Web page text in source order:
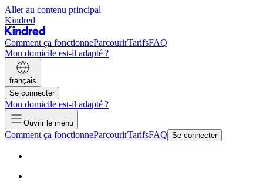
Aller au contenu principal
Kindred
Comment ça fonctionneParcourirTarifsFAQ
Mon domicile est-il adapté ?
français
Se connecter
Mon domicile est-il adapté ?
Ouvrir le menu
Comment ça fonctionneParcourirTarifsFAQ Se connecter